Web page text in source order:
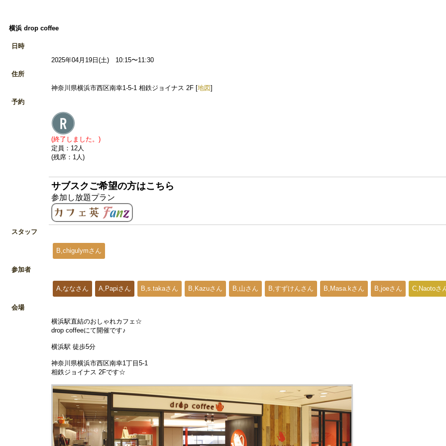
横浜 drop coffee
日時
2025年04月19日(土) 10:15〜11:30
住所
神奈川県横浜市西区南幸1-5-1 相鉄ジョイナス 2F [地図]
予約
(終了しました。)
定員：12人
(残席：1人)
サブスクご希望の方はこちら
参加し放題プラン
スタッフ
B,chigulymさん
参加者
A,ななさん A,Papiさん B,s.takaさん B,Kazuさん B,山さん B,すずけんさん B,Masa.kさん B,joeさん C,Naotoさ
会場
横浜駅直結のおしゃれカフェ☆
drop coffeeにて開催です♪
横浜駅 徒歩5分
神奈川県横浜市西区南幸1丁目5-1
相鉄ジョイナス 2Fです☆